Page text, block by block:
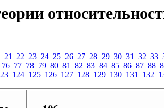
21 22 23 24 25 26 27 28 29 30 31 32 33
76 77 78 79 80 81 82 83 84 85 86 87 88
124 125 126 127 128 129 130 131 132